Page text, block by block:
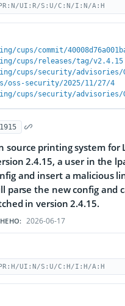
UI:R/S:U/C:N/I:N/A:H
commit/
cups/releases/tag/v2.4.15
cups/security/advisories/
oss-security/2025/11/27/4
cups/security/advisories/
source printing system
2.4.15, a user in the
and insert a malicious
parse the new config and
in version 2.4.15.
2026-06-17
UI:N/S:U/C:H/I:H/A:H